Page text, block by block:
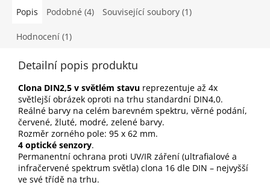
Popis Podobné (4) Související soubory (1)
Hodnocení (1)
Detailní popis produktu
Clona DIN2,5 v světlém stavu reprezentuje až 4x
světlejší obrázek oproti na trhu standardní DIN4,0.
Reálné barvy na celém barevném spektru, věrné podání,
červené, žluté, modré, zelené barvy.
Rozměr zorného pole: 95 x 62 mm.
4 optické senzory.
Permanentní ochrana proti UV/IR záření (ultrafialové a
infračervené spektrum světla) clona 16 dle DIN – nejvyšší
ve své třídě na trhu.